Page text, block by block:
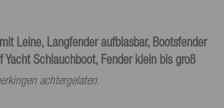
Leine, Langfender aufblasbar, Bootsfender
Yacht Schlauchboot, Fender klein bis groß
achtergelaten.